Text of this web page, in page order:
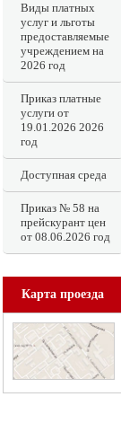
Виды платных
услуг и льготы
предоставляемые
учреждением на
2026 год
Приказ платные
услуги от
19.01.2026 2026
год
Доступная среда
Приказ № 58 на
прейскурант цен
от 08.06.2026 год
Карта проезда